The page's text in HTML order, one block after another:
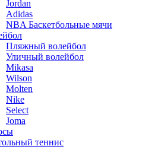
Jordan
Adidas
NBA Баскетбольные мячи
Пляжный волейбол
Уличный волейбол
Mikasa
Wilson
Molten
Nike
Select
Joma
теннис